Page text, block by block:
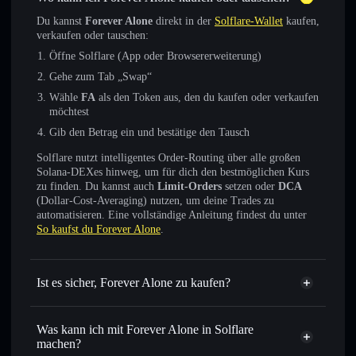
Du kannst Forever Alone direkt in der Solflare-Wallet kaufen,
verkaufen oder tauschen:
Öffne Solflare (App oder Browsererweiterung)
Gehe zum Tab „Swap“
Wähle FA als den Token aus, den du kaufen oder verkaufen
möchtest
Gib den Betrag ein und bestätige den Tausch
Solflare nutzt intelligentes Order-Routing über alle großen
Solana-DEXes hinweg, um für dich den bestmöglichen Kurs
zu finden. Du kannst auch Limit-Orders setzen oder DCA
(Dollar-Cost-Averaging) nutzen, um deine Trades zu
automatisieren. Eine vollständige Anleitung findest du unter
So kaufst du Forever Alone.
Ist es sicher, Forever Alone zu kaufen?
Forever Alone verifizierter Token
Was kann ich mit Forever Alone in Solflare
machen?